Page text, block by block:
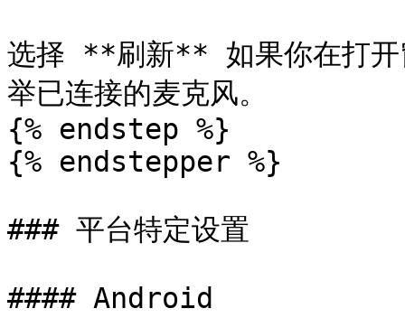
选择 **刷新** 如果你在打开
举已连接的麦克风。
{% endstep %}
{% endstepper %}
### 平台特定设置
#### Android